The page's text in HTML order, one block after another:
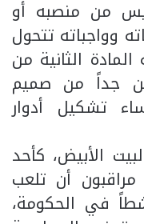
من منصبه أو
وواجباته تتحول
الثانية من
جداً من صميم
تشكيل أدوار
(78 عاماً) البيت الأبيض، كأحد
مراقبون أن تلعب
في الحكومة،